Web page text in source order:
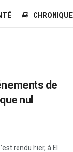
CHRONIQUE
de
nul
rendu hier, à El